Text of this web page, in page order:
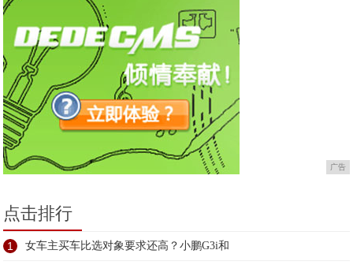
广告
点击排行
1 女车主买车比选对象要求还高？小鹏G3i和